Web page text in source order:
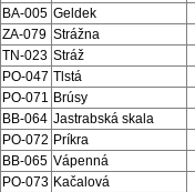
BA-005 Geldek
ZA-079 Strážna
TN-023 Stráž
PO-047 Tlstá
PO-071 Brúsy
BB-064 Jastrabská skala
PO-072 Príkra
BB-065 Vápenná
PO-073 Kačalová